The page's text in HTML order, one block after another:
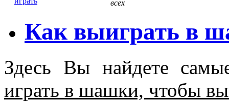
всех
Как выиграть в
Здесь Вы найдете
играть в шашки, чтобы